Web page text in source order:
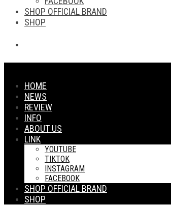
SHOP OFFICIAL BRAND
SHOP
HOME
NEWS
REVIEW
INFO
ABOUT US
LINK
YOUTUBE
TIKTOK
INSTAGRAM
FACEBOOK
SHOP OFFICIAL BRAND
SHOP